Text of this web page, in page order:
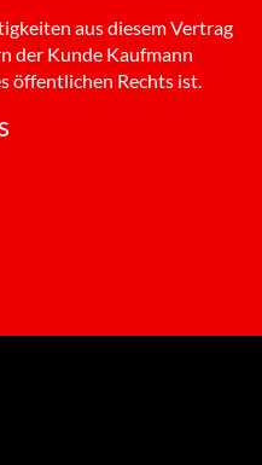
aus diesem Vertrag
der Kunde Kaufmann
öffentlichen Rechts ist.